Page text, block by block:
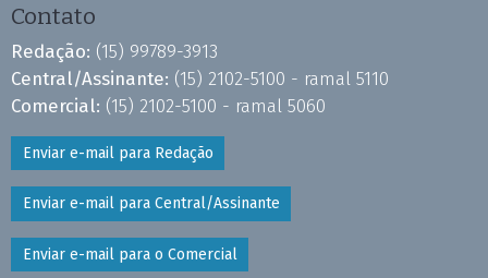
Contato
Redação: (15) 99789-3913
Central/Assinante: (15) 2102-5100 - ramal 5110
Comercial: (15) 2102-5100 - ramal 5060
Enviar e-mail para Redação
Enviar e-mail para Central/Assinante
Enviar e-mail para o Comercial